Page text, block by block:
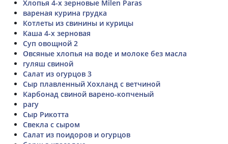
Хлопья 4-х зерновые Milen Paras
вареная курина грудка
Котлеты из свинины и курицы
Каша 4-х зерновая
Суп овощной 2
Овсяные хлопья на воде и молоке без масла
гуляш свиной
Салат из огурцов 3
Сыр плавленный Хохланд с ветчиной
Карбонад свиной варено-копченый
рагу
Сыр Рикотта
Свекла с сыром
Салат из поидоров и огурцов